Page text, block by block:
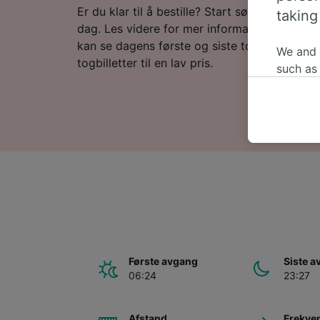
Er du klar til å bestille? Start søket etter
dag. Les videre for mer informasjon,
kan se dagens første og siste tog, samt tips
togbilletter til en lav pris.
Første avgang
06:24
Siste
23:27
We
such
where
Use
List of